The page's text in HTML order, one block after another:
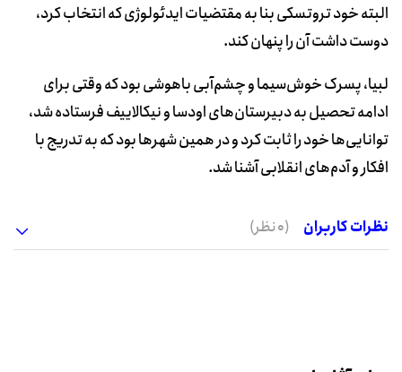
البته خود تروتسکی بنا به مقتضیات ایدئولوژی که انتخاب کرد،
دوست داشت آن را پنهان کند.
لبیا، پسرک خوش‌سیما و چشم‌آبی باهوشی بود که وقتی برای
ادامه تحصیل به دبیرستان‌های اودسا و نیکالاییف فرستاده شد،
توانایی‌ها خود را ثابت کرد و در همین شهرها بود که به تدریج با
افکار و آدم‌های انقلابی آشنا شد.
نظرات کاربران (0 نظر)